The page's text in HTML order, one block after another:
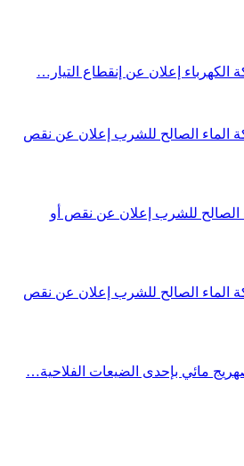
إعلان عن إنقطاع التيار…
الماء الصالح للشرب إعلان عن نقص
الصالح للشرب إعلان عن نقص أو
الماء الصالح للشرب إعلان عن نقص
مائي بإحدى الضيعات الفلاحية…